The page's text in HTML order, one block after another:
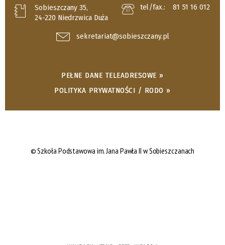
Sobieszczany 35,
24-220 Niedrzwica Duża
tel/fax.: 81 51 16 012
sekretariat@sobieszczany.pl
PEŁNE DANE TELEADRESOWE »
POLITYKA PRYWATNOŚCI / RODO »
© Szkoła Podstawowa im. Jana Pawła II w Sobieszczanach